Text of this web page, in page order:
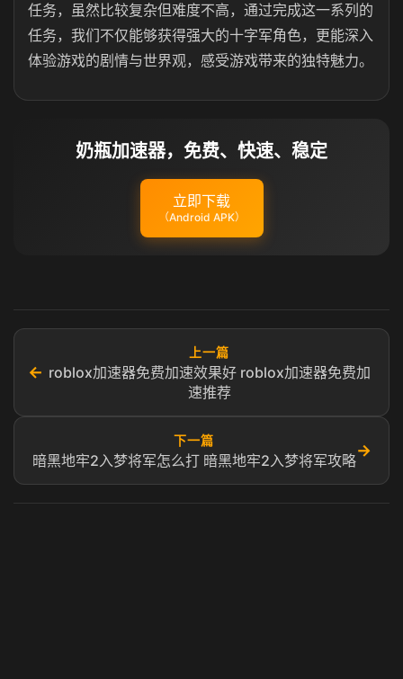
任务，虽然比较复杂但难度不高，通过完成这一系列的
任务，我们不仅能够获得强大的十字军角色，更能深入
体验游戏的剧情与世界观，感受游戏带来的独特魅力。
奶瓶加速器，免费、快速、稳定
立即下载
（Android APK）
←
上一篇
roblox加速器免费加速效果好 roblox加速器免费加
速推荐
下一篇
暗黑地牢2入梦将军怎么打 暗黑地牢2入梦将军攻略
→